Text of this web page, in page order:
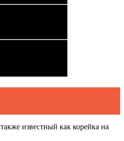
также известный как корейка на